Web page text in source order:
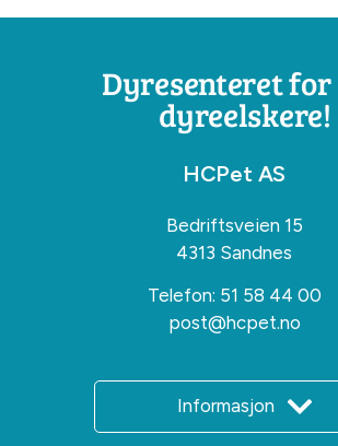
Dyresenteret
dyreelskere!
HCPet AS
Bedriftsveien 15
4313 Sandnes
Telefon: 51 58 44 00
post@hcpet.no
Informasjon